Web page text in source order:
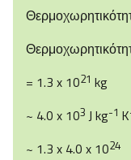
= 1.3 x 1021 kg
~ 4.0 x 103 J kg-1 K
~ 1.3 x 4.0 x 1024